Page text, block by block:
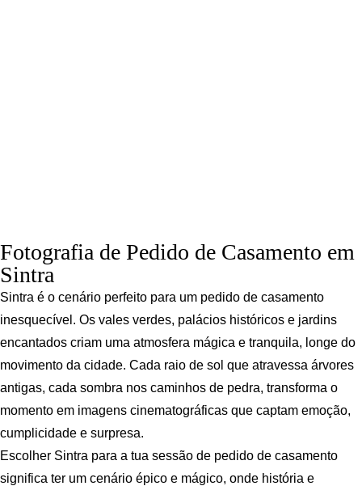
Fotografia de Pedido de Casamento em
Sintra
Sintra é o cenário perfeito para um pedido de casamento
inesquecível. Os vales verdes, palácios históricos e jardins
encantados criam uma atmosfera mágica e tranquila, longe do
movimento da cidade. Cada raio de sol que atravessa árvores
antigas, cada sombra nos caminhos de pedra, transforma o
momento em imagens cinematográficas que captam emoção,
cumplicidade e surpresa.
Escolher Sintra para a tua sessão de pedido de casamento
significa ter um cenário épico e mágico, onde história e